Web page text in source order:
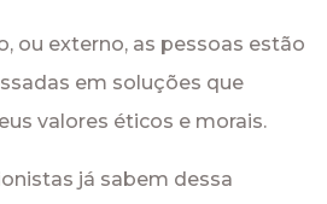
ou externo, as pessoas estão
em soluções que
valores éticos e morais.
já sabem dessa